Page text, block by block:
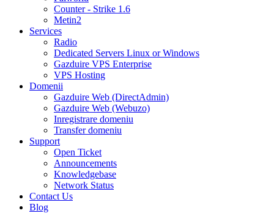
Counter - Strike 1.6
Metin2
Services
Radio
Dedicated Servers Linux or Windows
Gazduire VPS Enterprise
VPS Hosting
Domenii
Gazduire Web (DirectAdmin)
Gazduire Web (Webuzo)
Inregistrare domeniu
Transfer domeniu
Support
Open Ticket
Announcements
Knowledgebase
Network Status
Contact Us
Blog